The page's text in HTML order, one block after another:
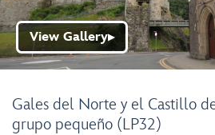
Gales del Norte y el Castillo
grupo pequeño (LP32)
View Gallery▶